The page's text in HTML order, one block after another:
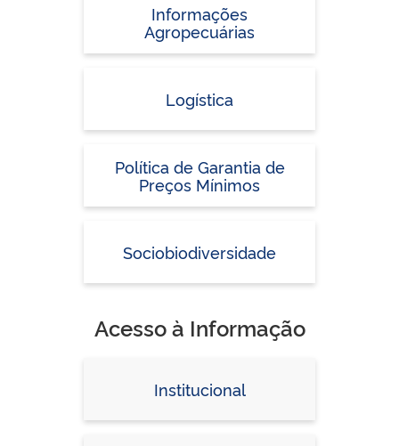
Informações
Agropecuárias
Logística
Política de Garantia de
Preços Mínimos
Sociobiodiversidade
Acesso à Informação
Institucional